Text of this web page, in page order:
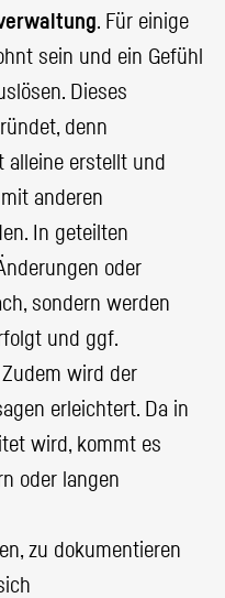
. Für einige
sein und ein Gefühl
Dieses
denn
alleine erstellt und
anderen
In geteilten
oder
sondern werden
und ggf.
wird der
erleichtert. Da in
wird, kommt es
oder langen
zu dokumentieren